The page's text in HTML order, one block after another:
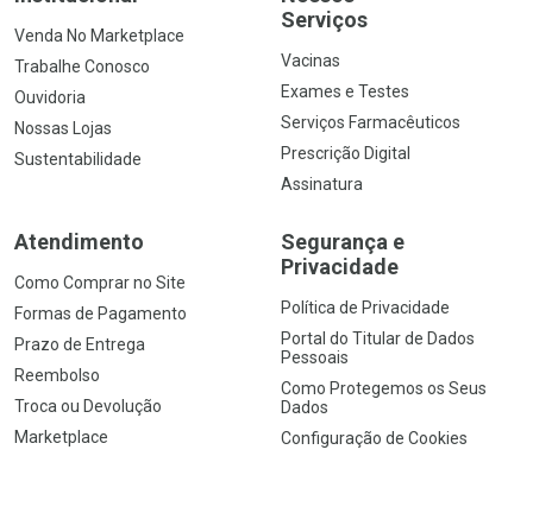
Venda No Marketplace
Trabalhe Conosco
Ouvidoria
Nossas Lojas
Sustentabilidade
Serviços
Vacinas
Exames e Testes
Serviços Farmacêuticos
Prescrição Digital
Assinatura
Atendimento
Como Comprar no Site
Formas de Pagamento
Prazo de Entrega
Reembolso
Troca ou Devolução
Marketplace
Segurança e
Privacidade
Política de Privacidade
Portal do Titular de Dados
Pessoais
Como Protegemos os Seus
Dados
Configuração de Cookies